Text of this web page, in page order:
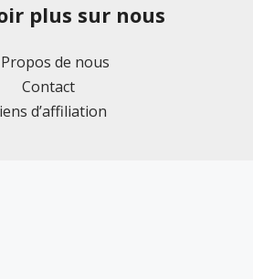
plus sur nous
de nous
Contact
d’affiliation